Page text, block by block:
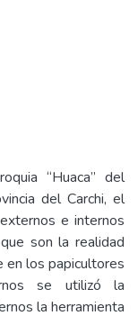
“Huaca” del
del Carchi, el
e internos
son la realidad
en los papicultores
se utilizó la
la herramienta